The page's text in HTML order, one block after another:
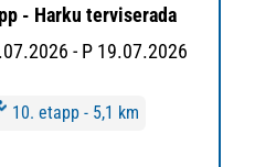
- Harku terviserada
- P 19.07.2026
10. etapp - 5,1 km